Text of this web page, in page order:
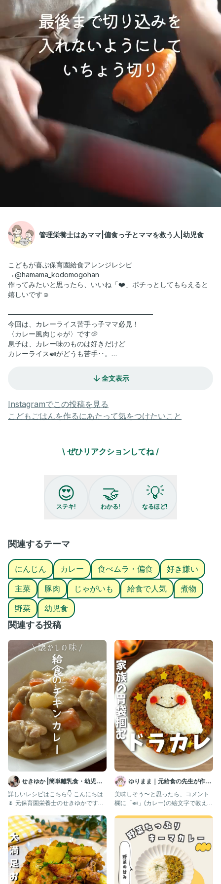
管理栄養士はあママ|偏食っ子とママを救う人|幼児食
こどもが喜ぶ保育園給食アレンジレシピ
→@hamama_kodomogohan
作ってみたいと思ったら、いいね「❤️」ポチっとしてもらえると
嬉しいです☺️
—————————————————————
今回は、カレーライス苦手っ子ママ必見！
〈カレー風肉じゃが〉です🥔
息子は、カレー味のものは好きだけど
カレーライス🍛がどうも苦手‥。
ごはんと混ざるのもあまり好きぢゃないみたいで
期待をことごとく裏切る、我が息子🤩❤️‍🔥
同じようなママさんいませんか？🥺
各家庭の肉じゃがに、カレー粉追加するだけで味変できるので、
豚肉(もも薄切り、しゃぶしゃぶ用など) 100g
(＊肉感出したい人は倍量でもOK🙆‍♀️)
じゃがいも 中2〜4個(300g)
玉ねぎ 中1個(150g)
こども用カレー粉 小さじ2
(＊辛いカレー粉の場合は、小さじ1で様子見)
油 小さじ1
きび砂糖 大さじ1
みりん 小さじ1
酒 大さじ1
しょうゆ 大さじ2
出し汁 170ml
(かつおだしや、出汁パックでとったもの)
▶︎作り方
①野菜を切る。
じゃがいも一口より大きめ、玉ねぎ1/4の薄切り、にんじんいちょ
②お鍋に、油を引いて、豚肉→玉ねぎ→にんじん・じゃがいもの
順で炒める
③カレー粉を入れてさらに炒める
④出し汁をいれたら、沸騰するまで煮る(アクがきになれば取る)
⑤きび砂糖、みりんを入れて5分ほど煮る
⑥酒、しょうゆを入れてさらに5〜10分煮る
▶︎コツ・ポイント
豚肉は、牛肉や鶏肉に替えてもいいよ！
カレーライス苦手っ子が初めて食べるときは、
事前に、“カレーしょうゆ味だよ”と味が想像できるように伝えて
みてね！
—————————————————————
最後まで読んでくれてありがとう😍
このインスタでは
毎日の子どもごはんに悩むママ向けに
保育園給食の再現レシピで、食材別〇〇嫌い
解決のコツを発信しているよ！
全文表示
Instagramでこの投稿を見る
こどもごはんを作るにあたって気をつけたいこと
\ ぜひリアクションしてね /
😍
ステキ!
🤝
わかる!
💡
なるほど!
関連するテーマ
にんじん カレー 食べムラ・偏食
好き嫌い
主菜
豚肉 じゃがいも 給食で人気
煮物
野菜
幼児食
関連する投稿
せきゆか |簡単離乳食・幼児食
レシピ
詳しいレシピはこちら👇 こんにちは
🌷 元保育園栄養士のせきゆかです
ゆりまま｜元給食の先生が作る
子ども喜ぶレシピ🧑🏻‍🍳
美味しそう〜と思ったら、コメント
欄に「🍛」(カレー)の絵文字で教えて